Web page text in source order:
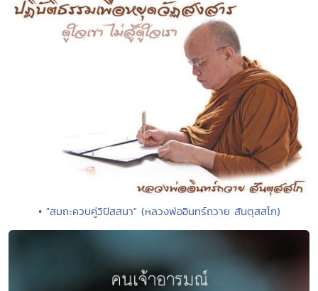
• "สมถะควบคู่วิปัสสนา" (หลวงพ่ออินทร์ถวาย สันตุสสโก)